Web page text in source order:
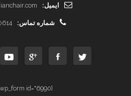
ایمیل:
شماره تماس:
[mc4wp_form id="6990"]